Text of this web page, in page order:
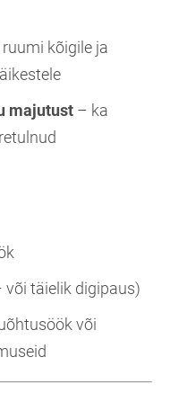
kõigile ja
majutust – ka
või täielik digipaus)
või